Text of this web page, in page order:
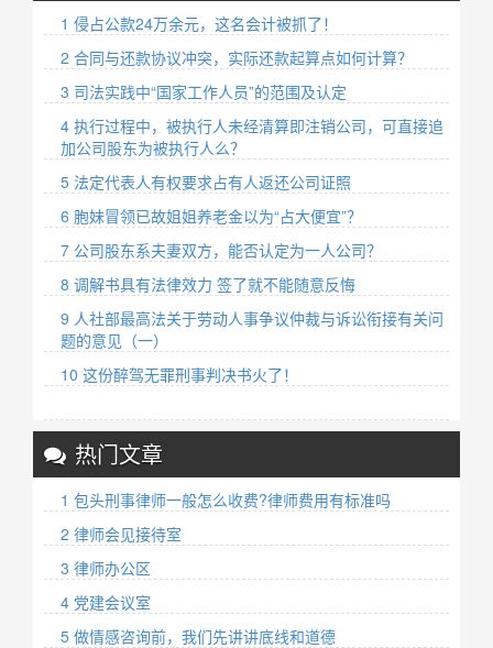
1 侵占公款24万余元，这名会计被抓了！
2 合同与还款协议冲突，实际还款起算点如何计算？
3 司法实践中“国家工作人员”的范围及认定
4 执行过程中，被执行人未经清算即注销公司，可直接追
加公司股东为被执行人么？
5 法定代表人有权要求占有人返还公司证照
6 胞妹冒领已故姐姐养老金以为“占大便宜”？
7 公司股东系夫妻双方，能否认定为一人公司？
8 调解书具有法律效力 签了就不能随意反悔
9 人社部最高法关于劳动人事争议仲裁与诉讼衔接有关问
题的意见（一）
10 这份醉驾无罪刑事判决书火了！
热门文章
1 包头刑事律师一般怎么收费?律师费用有标准吗
2 律师会见接待室
3 律师办公区
4 党建会议室
5 做情感咨询前，我们先讲讲底线和道德